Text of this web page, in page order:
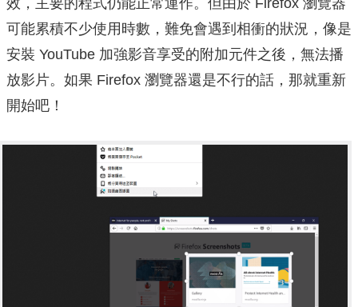
可能累積不少使用時數，難免會遇到相衝的狀況，像是
安裝 YouTube 加強影音享受的附加元件之後，無法播
放影片。如果 Firefox 瀏覽器還是不行的話，那就重新
開始吧！